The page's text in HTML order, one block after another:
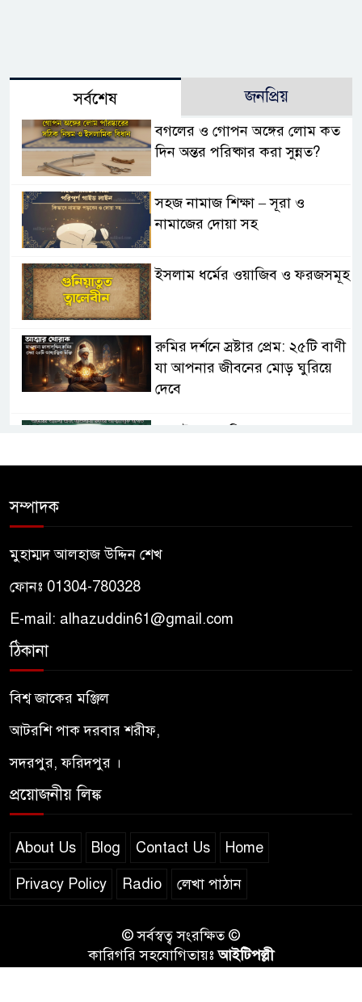
সর্বশেষ জনপ্রিয়
বগলের ও গোপন অঙ্গের লোম কত
দিন অন্তর পরিষ্কার করা সুন্নত?
সহজ নামাজ শিক্ষা – সূরা ও
নামাজের দোয়া সহ
ইসলাম ধর্মের ওয়াজিব ও ফরজসমূহ
রুমির দর্শনে স্রষ্টার প্রেম: ২৫টি বাণী
যা আপনার জীবনের মোড় ঘুরিয়ে
দেবে
হওয়া উচিত? – আদাবুল মুরিদ
হাদিসের আলোকে শেষ যুগের
সম্পাদক
মুহাম্মদ আলহাজ উদ্দিন শেখ
ফোনঃ 01304-780328
E-mail: alhazuddin61@gmail.com
ঠিকানা
বিশ্ব জাকের মঞ্জিল
আটরশি পাক দরবার শরীফ,
সদরপুর, ফরিদপুর ।
প্রয়োজনীয় লিঙ্ক
About Us Blog Contact Us Home
Privacy Policy Radio লেখা পাঠান
© সর্বস্বত্ব সংরক্ষিত ©
কারিগরি সহযোগিতায়ঃআইটিপল্লী